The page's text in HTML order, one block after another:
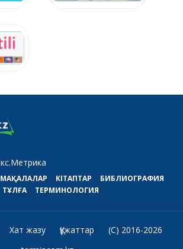
МАҚАЛАЛАР КІТАПТАР
БИБЛИОГРАФИЯ
ТҰЛҒА
ТЕРМИНОЛОГИЯ
Хат жазу Құжаттар
(C) 2016-2026